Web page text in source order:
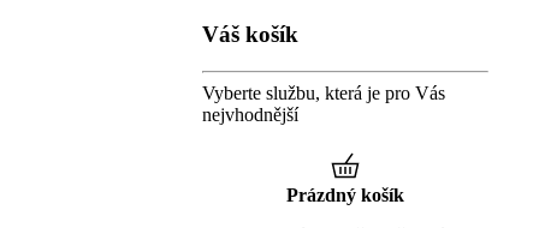
Váš košík
Vyberte službu, která je pro Vás
nejvhodnější
Prázdný košík